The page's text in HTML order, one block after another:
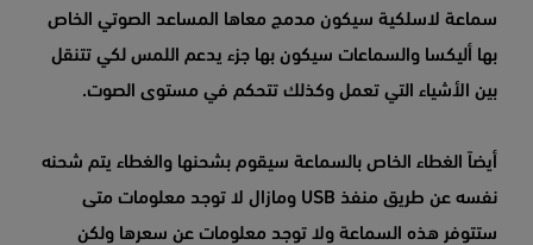
سماعة لاسلكية سيكون مدمج معاها المساعد الصوتي الخاص
بها أليكسا والسماعات سيكون بها جزء يدعم اللمس لكي تتنقل
بين الأشياء التي تعمل وكذلك تتحكم في مستوى الصوت.
أيضاً الغطاء الخاص بالسماعة سيقوم بشحنها والغطاء يتم شحنه
نفسه عن طريق منفذ USB ومازال لا توجد معلومات متى
ستتوفر هذه السماعة ولا توجد معلومات عن سعرها ولكن